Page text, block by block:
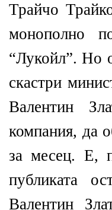
Трайчо
монополно
“Лукойл”. Но
скастри
Валентин
компания, да
за месец. Е,
публиката
Валентин